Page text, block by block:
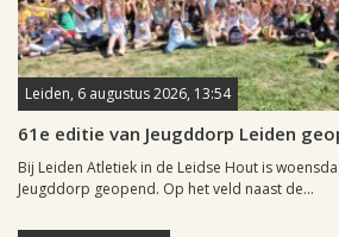
Leiden, 6 augustus 2026, 13:54
61e editie van Jeugddorp Leiden
Bij Leiden Atletiek in de Leidse Hout is
Jeugddorp geopend. Op het veld naast de...